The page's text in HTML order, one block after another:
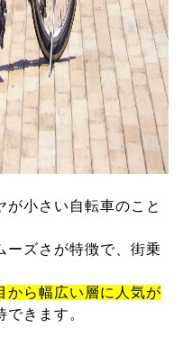
が小さい自転車のこと
ーズさが特徴で、街乗
から幅広い層に人気が
できます。